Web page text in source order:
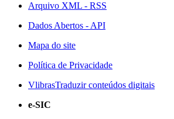
Arquivo XML - RSS
Dados Abertos - API
Mapa do site
Política de Privacidade
VlibrasTraduzir conteúdos digitais
e-SIC